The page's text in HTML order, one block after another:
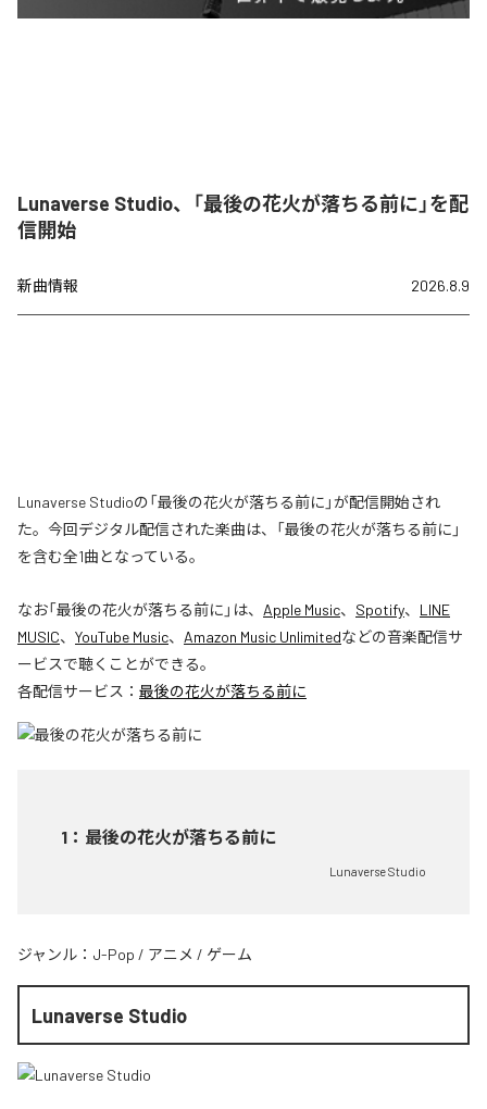
Lunaverse Studio、「最後の花火が落ちる前に」を配
信開始
新曲情報 2026.8.9
Lunaverse Studioの「最後の花火が落ちる前に」が配信開始され
た。今回デジタル配信された楽曲は、「最後の花火が落ちる前に」
を含む全1曲となっている。
なお「最後の花火が落ちる前に 」は、 Apple Music、 Spotify、 LINE
MUSIC、 YouTube Music、 Amazon Music Unlimitedなどの音楽配信サ
ービスで聴くことができる。
各配信サービス： 最後の花火が落ちる前に
1 ： 最後の花火が落ちる前に
Lunaverse Studio
ジャンル： J-Pop / アニメ / ゲーム
Lunaverse Studio